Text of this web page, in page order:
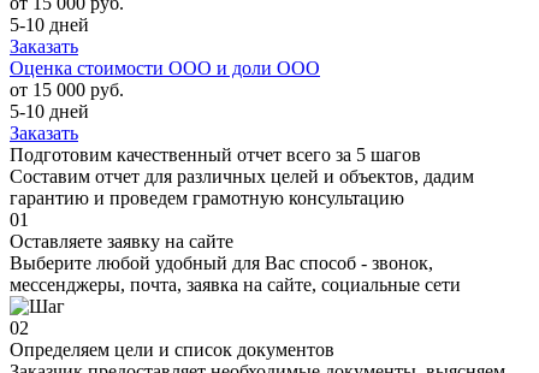
5-10 дней
Заказать
Оценка стоимости ООО и доли ООО
от 15 000 руб.
5-10 дней
Заказать
Подготовим качественный отчет всего за 5 шагов
Составим отчет для различных целей и объектов, дадим
гарантию и проведем грамотную консультацию
01
Оставляете заявку на сайте
Выберите любой удобный для Вас способ - звонок,
мессенджеры, почта, заявка на сайте, социальные сети
02
Определяем цели и список документов